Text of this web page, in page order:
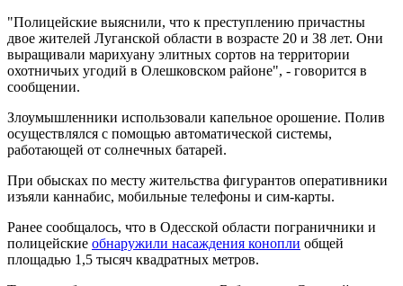
"Полицейские выяснили, что к преступлению причастны
двое жителей Луганской области в возрасте 20 и 38 лет. Они
выращивали марихуану элитных сортов на территории
охотничьих угодий в Олешковском районе", - говорится в
сообщении.
Злоумышленники использовали капельное орошение. Полив
осуществлялся с помощью автоматической системы,
работающей от солнечных батарей.
При обысках по месту жительства фигурантов оперативники
изъяли каннабис, мобильные телефоны и сим-карты.
Ранее сообщалось, что в Одесской области пограничники и
полицейские обнаружили насаждения конопли общей
площадью 1,5 тысяч квадратных метров.